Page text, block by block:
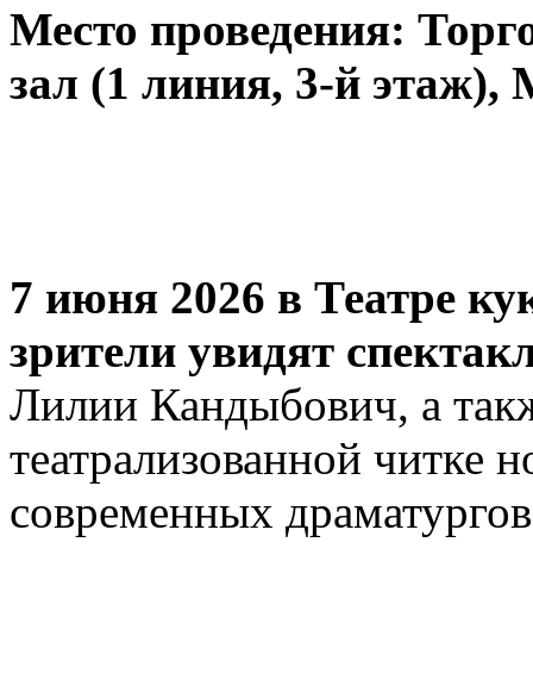
Место проведения:
зал (1 линия, 3-й
7 июня 2026 в Театре
зрители увидят
Лилии Кандыбович, а
театрализованной читке
современных